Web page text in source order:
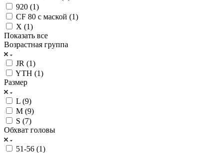
920 (1)
CF 80 с маской (1)
X (1)
Показать все
Возрастная группа
JR (1)
YTH (1)
Размер
L (9)
M (9)
S (7)
Обхват головы
51-56 (1)